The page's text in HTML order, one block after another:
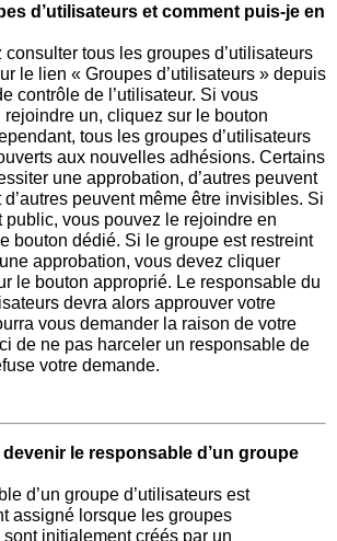
d’utilisateurs et comment puis-je en
consulter tous les groupes d’utilisateurs
le lien « Groupes d’utilisateurs » depuis
contrôle de l’utilisateur. Si vous
rejoindre un, cliquez sur le bouton
tous les groupes d’utilisateurs
aux nouvelles adhésions. Certains
une approbation, d’autres peuvent
peuvent même être invisibles. Si
public, vous pouvez le rejoindre en
bouton dédié. Si le groupe est restreint
approbation, vous devez cliquer
le bouton approprié. Le responsable du
devra alors approuver votre
vous demander la raison de votre
de ne pas harceler un responsable de
votre demande.
le responsable d’un groupe
d’un groupe d’utilisateurs est
assigné lorsque les groupes
sont initialement créés par un